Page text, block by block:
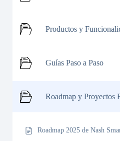
Productos y
Guías Paso a Paso
Roadmap y Proyectos
Roadmap 2025 de Nash